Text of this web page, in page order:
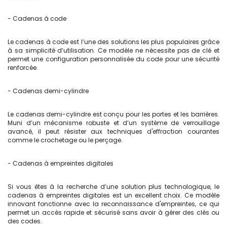
- Cadenas à code
Le cadenas à code est l’une des solutions les plus populaires grâce
à sa simplicité d’utilisation. Ce modèle ne nécessite pas de clé et
permet une configuration personnalisée du code pour une sécurité
renforcée.
- Cadenas demi-cylindre
Le cadenas demi-cylindre est conçu pour les portes et les barrières.
Muni d’un mécanisme robuste et d’un système de verrouillage
avancé, il peut résister aux techniques d'effraction courantes
comme le crochetage ou le perçage.
- Cadenas à empreintes digitales
Si vous êtes à la recherche d’une solution plus technologique, le
cadenas à empreintes digitales est un excellent choix. Ce modèle
innovant fonctionne avec la reconnaissance d'empreintes, ce qui
permet un accès rapide et sécurisé sans avoir à gérer des clés ou
des codes.